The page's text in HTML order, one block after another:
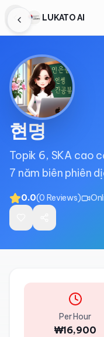
LUKATO AI
현명
Topik 6, SKA cao
7 năm biên phiên
0.0(0 Reviews)
Per Hour
₩16,900